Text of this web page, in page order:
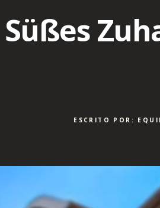
ESCRITO POR: